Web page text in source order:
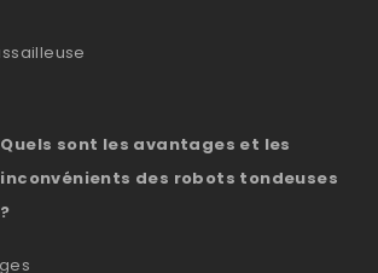
Quels sont les avantages et les
inconvénients des robots tondeuses
?